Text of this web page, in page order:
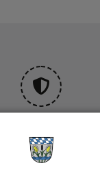
nicht